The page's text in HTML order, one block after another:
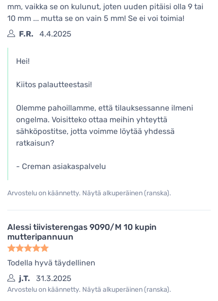
mm, vaikka se on kulunut, joten uuden pitäisi olla 9 tai
10 mm ... mutta se on vain 5 mm! Se ei voi toimia!
F.R.
4.4.2025
Hei!
Kiitos palautteestasi!
Olemme pahoillamme, että tilauksessanne ilmeni
ongelma. Voisitteko ottaa meihin yhteyttä
sähköpostitse, jotta voimme löytää yhdessä
ratkaisun?
- Creman asiakaspalvelu
Arvostelu on käännetty. Näytä alkuperäinen (ranska).
Alessi tiivisterengas 9090/M 10 kupin
mutteripannuun
Todella hyvä täydellinen
j.T.
31.3.2025
Arvostelu on käännetty. Näytä alkuperäinen (ranska).